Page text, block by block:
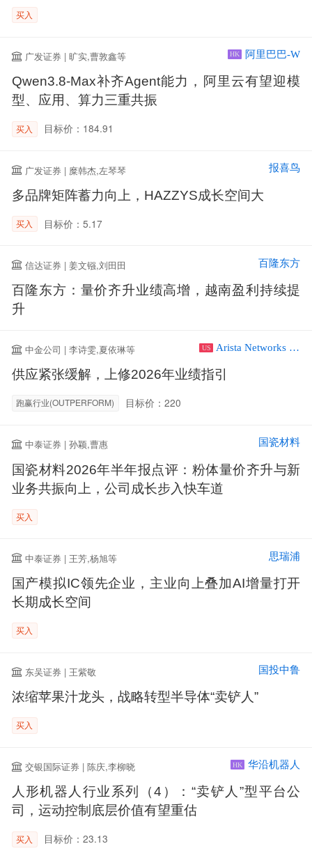
买入
广发证券 | 旷实,曹敦鑫等 HK 阿里巴巴-W
Qwen3.8-Max补齐Agent能力，阿里云有望迎模
型、应用、算力三重共振
买入 目标价：184.91
广发证券 | 糜韩杰,左琴琴 报喜鸟
多品牌矩阵蓄力向上，HAZZYS成长空间大
买入 目标价：5.17
信达证券 | 姜文镪,刘田田 百隆东方
百隆东方：量价齐升业绩高增，越南盈利持续提
升
中金公司 | 李诗雯,夏依琳等 US Arista Networks Inc
供应紧张缓解，上修2026年业绩指引
跑赢行业(OUTPERFORM) 目标价：220
中泰证券 | 孙颖,曹惠 国瓷材料
国瓷材料2026年半年报点评：粉体量价齐升与新
业务共振向上，公司成长步入快车道
买入
中泰证券 | 王芳,杨旭等 思瑞浦
国产模拟IC领先企业，主业向上叠加AI增量打开
长期成长空间
买入
东吴证券 | 王紫敬 国投中鲁
浓缩苹果汁龙头，战略转型半导体“卖铲人”
买入
交银国际证券 | 陈庆,李柳晓 HK 华沿机器人
人形机器人行业系列（4）：“卖铲人”型平台公
司，运动控制底层价值有望重估
买入 目标价：23.13